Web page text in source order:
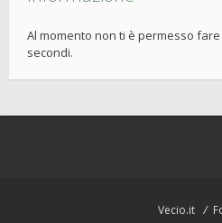
Al momento non ti è permesso
secondi.
Vecio.it